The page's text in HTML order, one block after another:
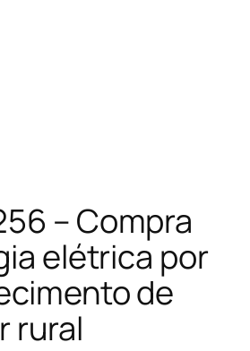
– Compra
elétrica por
de
rural